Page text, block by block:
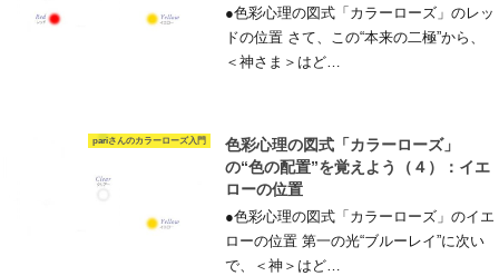
●色彩心理の図式「カラーローズ」のレッ
ドの位置 さて、この“本来の二極”から、
＜神さま＞はど…
pariさんのカラーローズ入門
色彩心理の図式「カラーローズ」
の“色の配置”を覚えよう（４）：イエ
ローの位置
●色彩心理の図式「カラーローズ」のイエ
ローの位置 第一の光“ブルーレイ”に次い
で、＜神＞はど…